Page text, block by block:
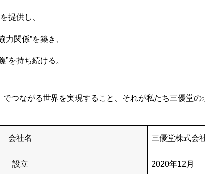
提供し、
力関係”を築き、
”を持ち続ける。
つながる世界を実現すること、それが私たち三優堂の
会社名 三優堂株式会
設立 2020年12月